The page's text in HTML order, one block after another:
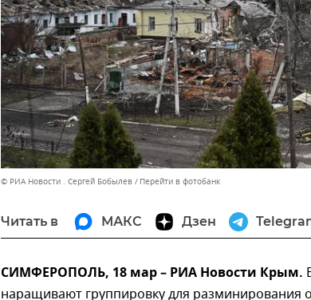
© РИА Новости . Сергей Бобылев Перейти в фотобанк
Читать в МАКС Дзен
СИМФЕРОПОЛЬ, 18 мар – РИА Новости Крым.
наращивают группировку для разминирования